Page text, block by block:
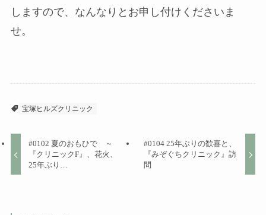
しますので、なんなりとお申し付けくださいま
せ。
宝塚ヒルズクリニック
#0102 夏のおもひで ～
『クリニックF』、花火、
25年ぶり…
#0104 25年ぶりの歓喜と、
『みぞぐちクリニック』訪
問